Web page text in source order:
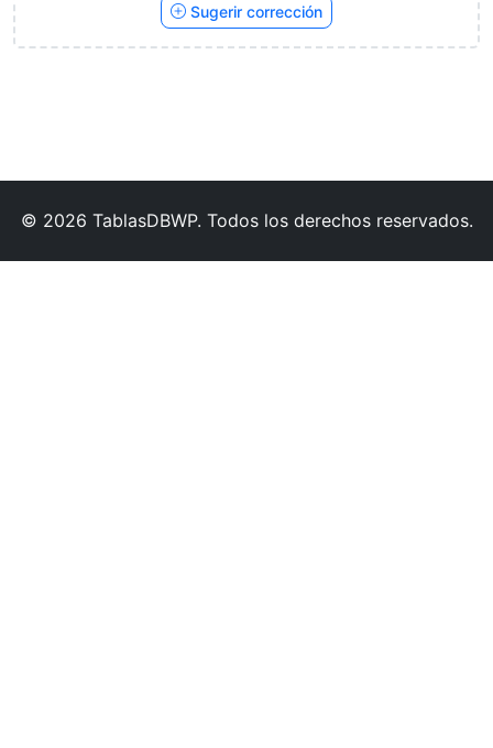
Sugerir corrección
© 2026 TablasDBWP. Todos los derechos reservados.